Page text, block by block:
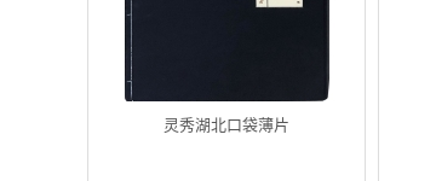
灵秀湖北口袋薄片